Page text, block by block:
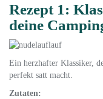
Rezept 1:
deine
Ein herzhafter Klassiker,
perfekt satt macht.
Zutaten: